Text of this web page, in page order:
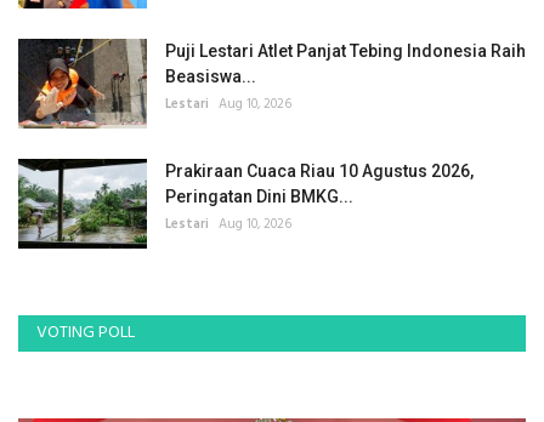
Puji Lestari Atlet Panjat Tebing Indonesia Raih
Beasiswa...
Lestari Aug 10, 2026
Prakiraan Cuaca Riau 10 Agustus 2026,
Peringatan Dini BMKG...
Lestari Aug 10, 2026
VOTING POLL